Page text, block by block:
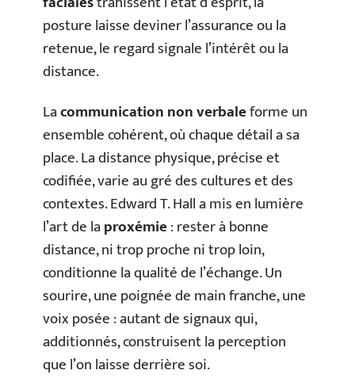
posture laisse deviner l’assurance ou la
retenue, le regard signale l’intérêt ou la
distance.
Lacommunication non verbaleforme un
ensemble cohérent, où chaque détail a sa
place. La distance physique, précise et
codifiée, varie au gré des cultures et des
contextes. Edward T. Hall a mis en lumière
l’art de laproxémie: rester à bonne
distance, ni trop proche ni trop loin,
conditionne la qualité de l’échange. Un
sourire, une poignée de main franche, une
voix posée : autant de signaux qui,
additionnés, construisent la perception
que l’on laisse derrière soi.